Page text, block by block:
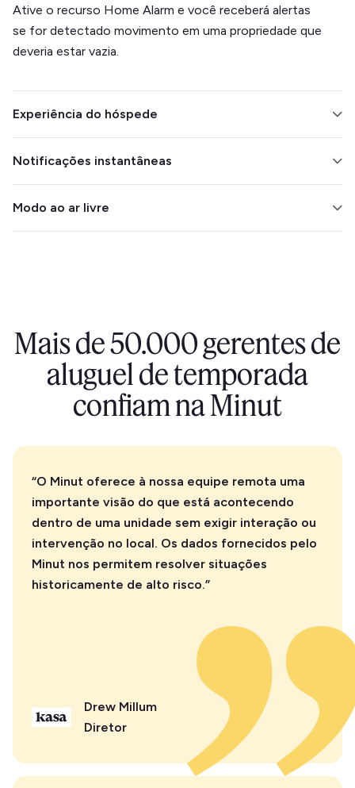
Ative o recurso Home Alarm e você receberá alertas
se for detectado movimento em uma propriedade que
deveria estar vazia.
Experiência do hóspede
check-ins e os checkouts. Monitore o clima para
garantir o conforto de seus hóspedes.
Notificações instantâneas
para que você possa intervir imediatamente.
Modo ao ar livre
Mais de 50.000 gerentes de
aluguel de temporada
confiam na Minut
“O Minut oferece à nossa equipe remota uma
importante visão do que está acontecendo
dentro de uma unidade sem exigir interação ou
intervenção no local. Os dados fornecidos pelo
Minut nos permitem resolver situações
historicamente de alto risco.”
Drew Millum
Diretor